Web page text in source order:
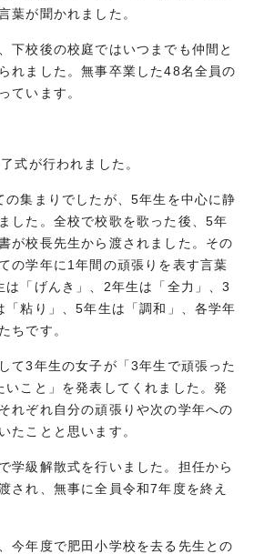
葉が聞かれました。
下校後の校庭ではいつまでも仲間と
れました。無事卒業した48名全員の
ています。
式が行われました。
集まりでしたが、5年生を中心に静
した。全校で校歌を歌った後、5年
が校長先生から渡されました。その
の学年に1年間の頑張りを表す言葉
は「げんき」、2年生は「全力」、3
「粘り」、5年生は「調和」、各学年
ちです。
て3年生の女子が「3年生で頑張った
いこと」を発表してくれました。発
れぞれ自分の頑張りや次の学年への
たことと思います。
学級解散式を行いました。担任から
され、無事に全員令和7年度を終え
今年度で肥田小学校を去る先生との